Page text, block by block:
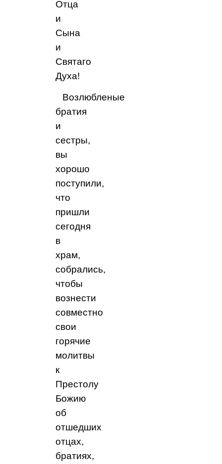
Отца
и
Сына
и
Святаго
Духа!
Возлюбленые
братия
и
сестры,
вы
хорошо
поступили,
что
пришли
сегодня
в
храм,
собрались,
чтобы
вознести
совместно
свои
горячие
молитвы
к
Престолу
Божию
об
отшедших
отцах,
братиях,